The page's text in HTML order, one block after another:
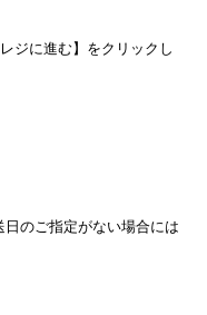
ジに進む】をクリックし
指定がない場合には